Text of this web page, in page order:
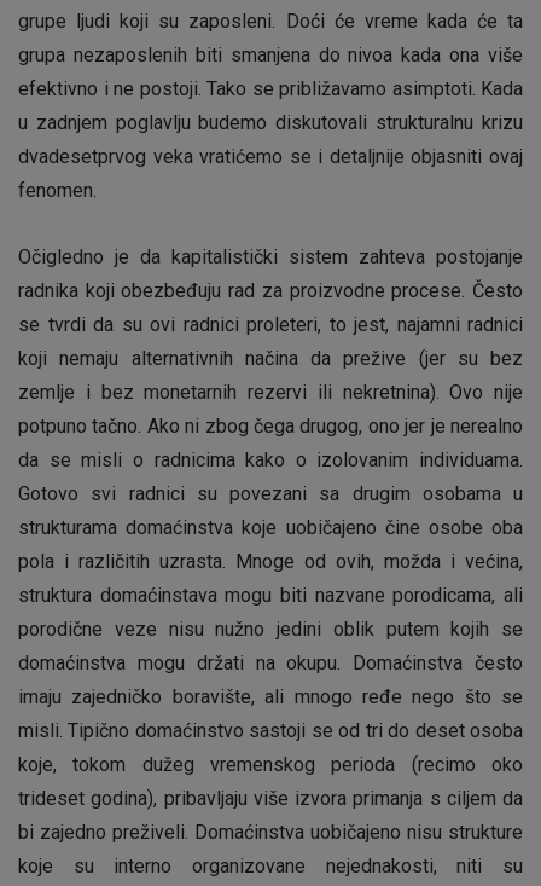
grupe ljudi koji su zaposleni. Doći će vreme kada će ta
grupa nezaposlenih biti smanjena do nivoa kada ona više
efektivno i ne postoji. Tako se približavamo asimptoti. Kada
u zadnjem poglavlju budemo diskutovali strukturalnu krizu
dvadesetprvog veka vratićemo se i detaljnije objasniti ovaj
fenomen.
Očigledno je da kapitalistički sistem zahteva postojanje
radnika koji obezbeđuju rad za proizvodne procese. Često
se tvrdi da su ovi radnici proleteri, to jest, najamni radnici
koji nemaju alternativnih načina da prežive (jer su bez
zemlje i bez monetarnih rezervi ili nekretnina). Ovo nije
potpuno tačno. Ako ni zbog čega drugog, ono jer je nerealno
da se misli o radnicima kako o izolovanim individuama.
Gotovo svi radnici su povezani sa drugim osobama u
strukturama domaćinstva koje uobičajeno čine osobe oba
pola i različitih uzrasta. Mnoge od ovih, možda i većina,
struktura domaćinstava mogu biti nazvane porodicama, ali
porodične veze nisu nužno jedini oblik putem kojih se
domaćinstva mogu držati na okupu. Domaćinstva često
imaju zajedničko boravište, ali mnogo ređe nego što se
misli. Tipično domaćinstvo sastoji se od tri do deset osoba
koje, tokom dužeg vremenskog perioda (recimo oko
trideset godina), pribavljaju više izvora primanja s ciljem da
bi zajedno preživeli. Domaćinstva uobičajeno nisu strukture
koje su interno organizovane nejednakosti, niti su